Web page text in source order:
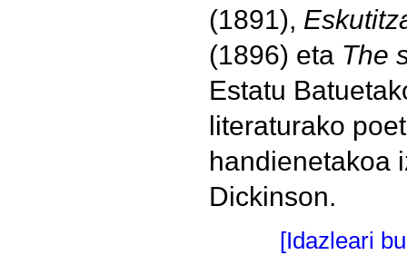
(1891),
(1896) eta The
Estatu
literaturako
handienetakoa
Dickinson.
[Idazleari